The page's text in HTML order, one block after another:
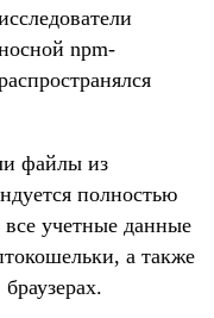
npm-
файлы из
полностью
все учетные данные
а также